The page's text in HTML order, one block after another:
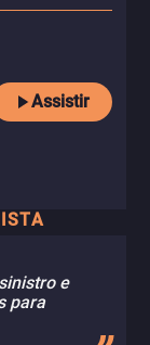
Assistir
e
para